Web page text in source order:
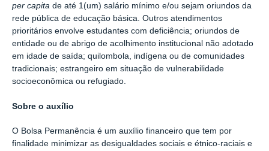
per capita de até 1(um) salário mínimo e/ou sejam oriundos da
rede pública de educação básica. Outros atendimentos
prioritários envolve estudantes com deficiência; oriundos de
entidade ou de abrigo de acolhimento institucional não adotado
em idade de saída; quilombola, indígena ou de comunidades
tradicionais; estrangeiro em situação de vulnerabilidade
socioeconômica ou refugiado.
Sobre o auxílio
O Bolsa Permanência é um auxílio financeiro que tem por
finalidade minimizar as desigualdades sociais e étnico-raciais e